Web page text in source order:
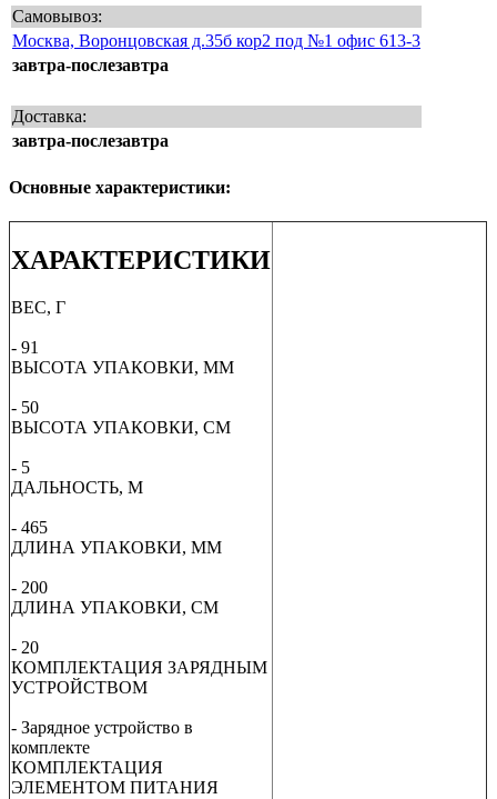
Самовывоз:
Москва, Воронцовская д.35б кор2 под №1 офис 613-3
завтра-послезавтра
Доставка:
завтра-послезавтра
Основные характеристики:
ХАРАКТЕРИСТИКИ
ВЕС, Г
- 91
ВЫСОТА УПАКОВКИ, ММ
- 50
ВЫСОТА УПАКОВКИ, СМ
- 5
ДАЛЬНОСТЬ, М
- 465
ДЛИНА УПАКОВКИ, ММ
- 200
ДЛИНА УПАКОВКИ, СМ
- 20
КОМПЛЕКТАЦИЯ ЗАРЯДНЫМ
УСТРОЙСТВОМ
- Зарядное устройство в
комплекте
КОМПЛЕКТАЦИЯ
ЭЛЕМЕНТОМ ПИТАНИЯ